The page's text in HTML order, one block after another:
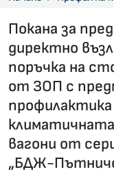
Покана за
директно
поръчка на
от ЗОП с
вагони от
„БДЖ-